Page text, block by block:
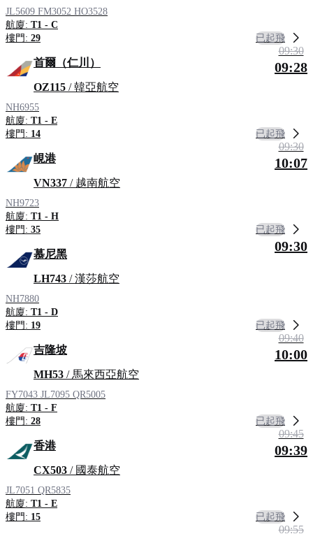
JL5609 FM3052 HO3528
航廈: T1 - C
樓門: 29 已起飛
首爾（仁川）
OZ115 / 韓亞航空
NH6955
航廈: T1 - E
樓門: 14
09:30
09:28
已起飛
峴港
VN337 / 越南航空
NH9723
航廈: T1 - H
樓門: 35
09:30
10:07
已起飛
慕尼黑
LH743 / 漢莎航空
NH7880
航廈: T1 - D
樓門: 19
09:30
已起飛
吉隆坡
MH53 / 馬來西亞航空
FY7043 JL7095 QR5005
航廈: T1 - F
樓門: 28
09:40
10:00
已起飛
香港
CX503 / 國泰航空
JL7051 QR5835
航廈: T1 - E
樓門: 15
09:45
09:39
已起飛
09:55